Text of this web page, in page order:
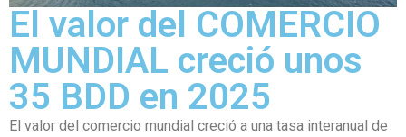
El valor del COMERCIO
MUNDIAL creció unos
35 BDD en 2025
El valor del comercio mundial creció a una tasa interanual de